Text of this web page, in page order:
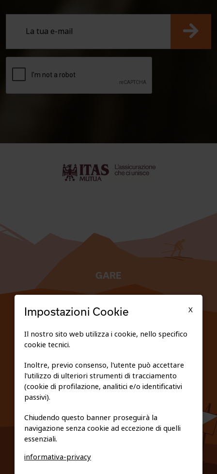
GARE
PRIVACY E COOKIE POLICY
X
Impostazioni Cookie
Il nostro sito web utilizza i cookie, nello specifico
cookie tecnici.
Inoltre, previo consenso, l'utente può accettare
l'utilizzo di ulteriori strumenti di tracciamento
(cookie di profilazione, analitici e/o identificativi
passivi).
Chiudendo questo banner proseguirà la
navigazione senza cookie ad eccezione di quelli
essenziali.
informativa-privacy